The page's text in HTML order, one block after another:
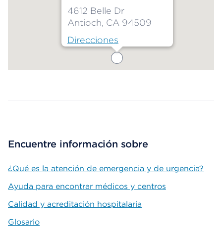
4612 Belle Dr
Antioch, CA 94509
Direcciones
Encuentre información sobre
¿Qué es la atención de emergencia y de urgencia?
Ayuda para encontrar médicos y centros
Calidad y acreditación hospitalaria
Glosario